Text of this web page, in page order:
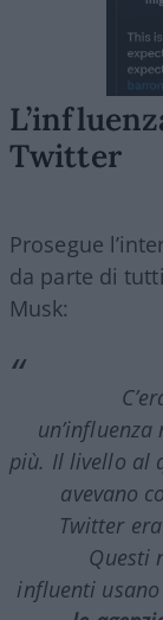
Twitter
Prosegue
da parte di
Musk:
un’influenza
più. Il livello al
avevano
Twitterera
Questi
influenti usano